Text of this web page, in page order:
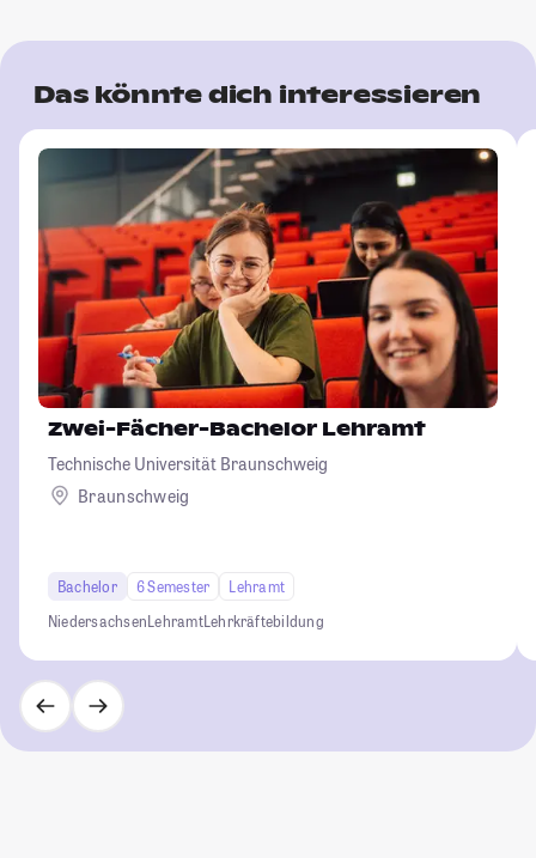
Das könnte dich interessieren
Zwei-Fächer-Bachelor Lehramt
Technische Universität Braunschweig
Braunschweig
Bachelor 6 Semester
Lehramt
NiedersachsenLehramtLehrkräftebildung